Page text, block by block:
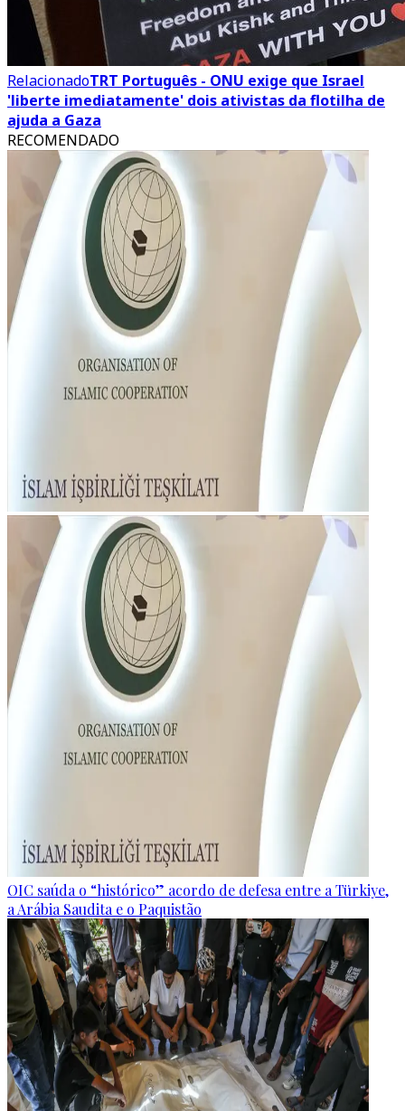
RelacionadoTRT Português - ONU exige que Israel
'liberte imediatamente' dois ativistas da flotilha de
ajuda a Gaza
RECOMENDADO
OIC saúda o “histórico” acordo de defesa entre a Türkiye,
a Arábia Saudita e o Paquistão